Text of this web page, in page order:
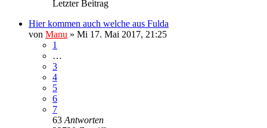
Letzter Beitrag
Hier kommen auch welche aus Fulda
von Manu » Mi 17. Mai 2017, 21:25
1
…
3
4
5
6
7
63 Antworten